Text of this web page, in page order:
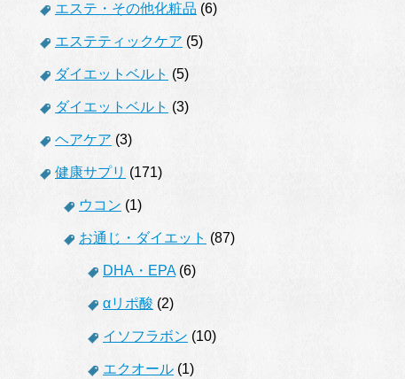
エステ・その他化粧品 (6)
エステティックケア (5)
ダイエットベルト (5)
ダイエットベルト (3)
ヘアケア (3)
健康サプリ (171)
ウコン (1)
お通じ・ダイエット (87)
DHA・EPA(6)
αリポ酸 (2)
イソフラボン (10)
エクオール (1)